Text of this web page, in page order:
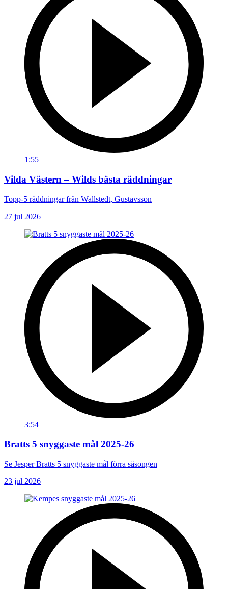
1:55
Vilda Västern – Wilds bästa räddningar
Topp-5 räddningar från Wallstedt, Gustavsson
27 jul 2026
3:54
Bratts 5 snyggaste mål 2025-26
Se Jesper Bratts 5 snyggaste mål förra säsongen
23 jul 2026